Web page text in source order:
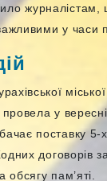
журналістам,
у часи
провела у
поставку 5-х
договорів
пам’яті.